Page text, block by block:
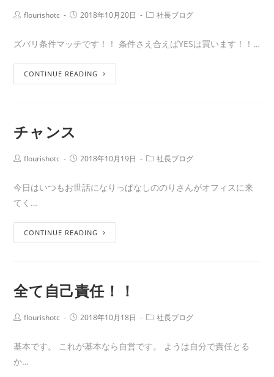
flourishotc 2018年10月20日 社長ブログ
ズバリ条件マッチです！！ 条件さえ合えばYESは買います！！…
CONTINUE READING
チャンス
flourishotc 2018年10月19日 社長ブログ
今日はいつもお世話になりっぱなしののりさんがオフィスに来
てく…
CONTINUE READING
全て自己責任！！
flourishotc 2018年10月18日 社長ブログ
基本です。 これが基本なら自営です。 ようは自分で責任とる
か…